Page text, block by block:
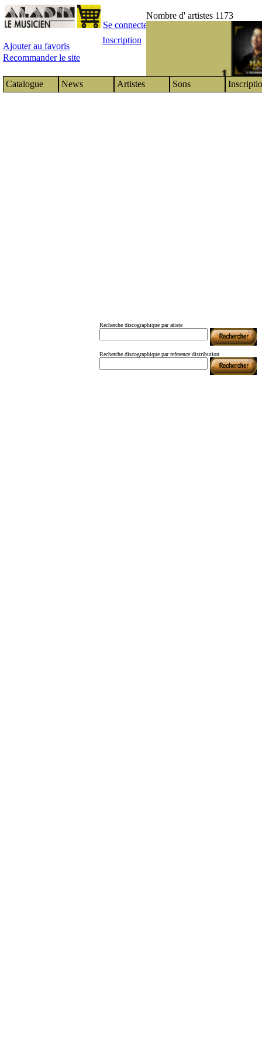
Recherche discographique par atiste
Recherche discographique par reference distribution
Se connecter
Inscription
Ajouter au favoris
Recommander le site
Nombre d' artistes 1173
1
Catalogue News Artistes Sons